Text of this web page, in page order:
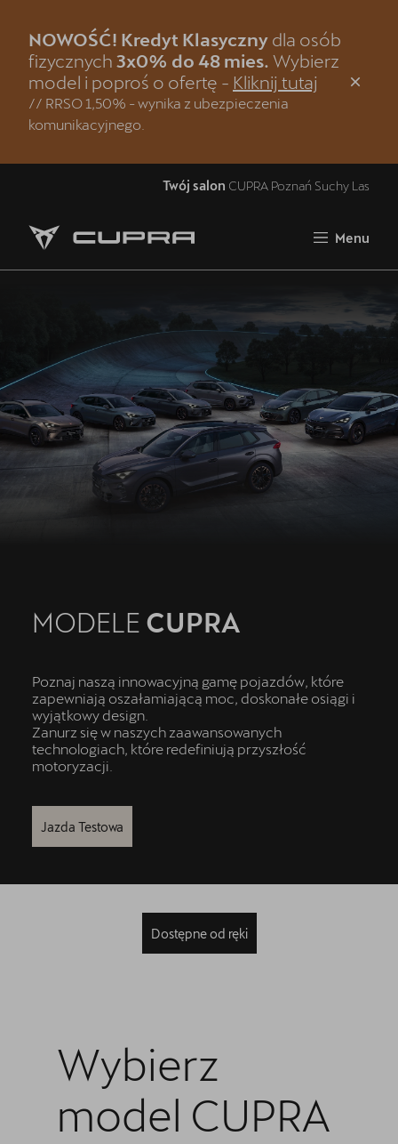
NOWOŚĆ! Kredyt Klasyczny dla osób
fizycznych 3x0% do 48 mies. Wybierz
model i poproś o ofertę - Kliknij tutaj
// RRSO 1,50% - wynika z ubezpieczenia
komunikacyjnego.
Twój salon CUPRA Poznań Suchy Las
Menu
Zamknij
Strona główna
Modele CUPRA
Jazda próbna CUPRĄ
Oferta i aktualności
Serwis
Oryginalne części zamienne
Akcesoria CUPRA
Cenniki
CUPRA Approved - Samochody Używane
Regulamin - Kluczykomat
MODELE CUPRA
Poznaj naszą innowacyjną gamę pojazdów, które
zapewniają oszałamiającą moc, doskonałe osiągi i
wyjątkowy design.
Zanurz się w naszych zaawansowanych
technologiach, które redefiniują przyszłość
motoryzacji.
Jazda Testowa
Dostępne od ręki
Wybierz
model CUPRA